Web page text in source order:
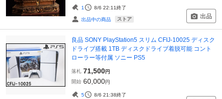
1 8/6 22:11終了
出品中の商品 ストア 出品
良品 SONY PlayStation5 スリム CFIJ-10025 ディスク
ドライブ搭載 1TB ディスクドライブ着脱可能 コント
ローラー等付属 ソニー PS5
落札 71,500円
開始 60,000円
5 8/6 21:38終了